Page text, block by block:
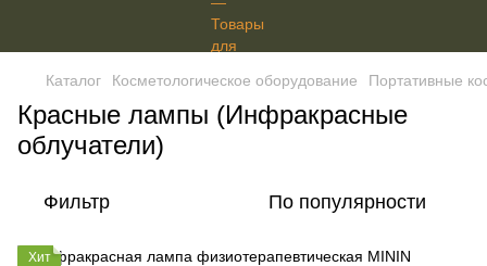
Каталог Косметологическое оборудование Портативные
Красные лампы (Инфракрасные
облучатели)
Фильтр По популярности
Хит